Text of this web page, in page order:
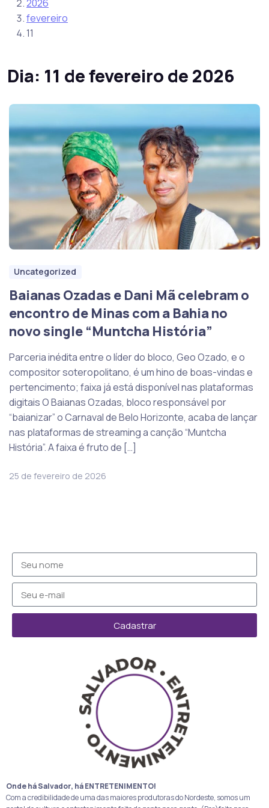
2026
fevereiro
11
Dia: 11 de fevereiro de 2026
Uncategorized
Baianas Ozadas e Dani Mã celebram o
encontro de Minas com a Bahia no
novo single “Muntcha História”
Parceria inédita entre o líder do bloco, Geo Ozado, e o
compositor soteropolitano, é um hino de boas-vindas e
pertencimento; faixa já está disponível nas plataformas
digitais O Baianas Ozadas, bloco responsável por
“baianizar” o Carnaval de Belo Horizonte, acaba de lançar
nas plataformas de streaming a canção “Muntcha
História”. A faixa é fruto de […]
25 de fevereiro de 2026
Cadastrar
Onde há Salvador, há ENTRETENIMENTO!
Com a credibilidade de uma das maiores produtoras do Nordeste, somos um